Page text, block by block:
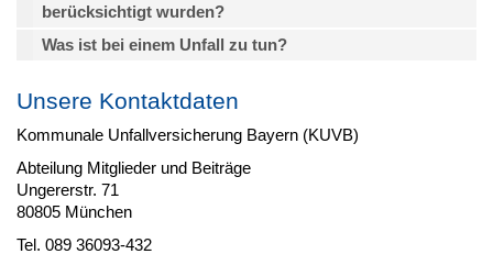
berücksichtigt wurden?
Was ist bei einem Unfall zu tun?
Unsere Kontaktdaten
Kommunale Unfallversicherung Bayern (KUVB)
Abteilung Mitglieder und Beiträge
Ungererstr. 71
80805 München
Tel. 089 36093-432